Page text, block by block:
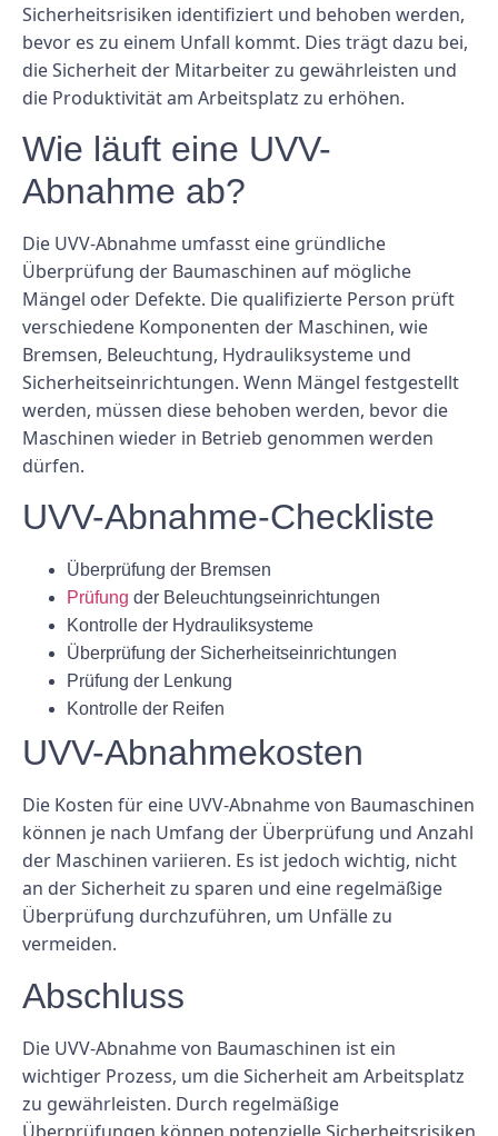
Sicherheitsrisiken identifiziert und behoben werden,
bevor es zu einem Unfall kommt. Dies trägt dazu bei,
die Sicherheit der Mitarbeiter zu gewährleisten und
die Produktivität am Arbeitsplatz zu erhöhen.
Wie läuft eine UVV-
Abnahme ab?
Die UVV-Abnahme umfasst eine gründliche
Überprüfung der Baumaschinen auf mögliche
Mängel oder Defekte. Die qualifizierte Person prüft
verschiedene Komponenten der Maschinen, wie
Bremsen, Beleuchtung, Hydrauliksysteme und
Sicherheitseinrichtungen. Wenn Mängel festgestellt
werden, müssen diese behoben werden, bevor die
Maschinen wieder in Betrieb genommen werden
dürfen.
UVV-Abnahme-Checkliste
Überprüfung der Bremsen
Prüfung der Beleuchtungseinrichtungen
Kontrolle der Hydrauliksysteme
Überprüfung der Sicherheitseinrichtungen
Prüfung der Lenkung
Kontrolle der Reifen
UVV-Abnahmekosten
Die Kosten für eine UVV-Abnahme von Baumaschinen
können je nach Umfang der Überprüfung und Anzahl
der Maschinen variieren. Es ist jedoch wichtig, nicht
an der Sicherheit zu sparen und eine regelmäßige
Überprüfung durchzuführen, um Unfälle zu
vermeiden.
Abschluss
Die UVV-Abnahme von Baumaschinen ist ein
wichtiger Prozess, um die Sicherheit am Arbeitsplatz
zu gewährleisten. Durch regelmäßige